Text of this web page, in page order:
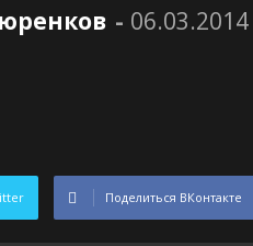
- 06.03.2014
Поделиться ВКонтакте